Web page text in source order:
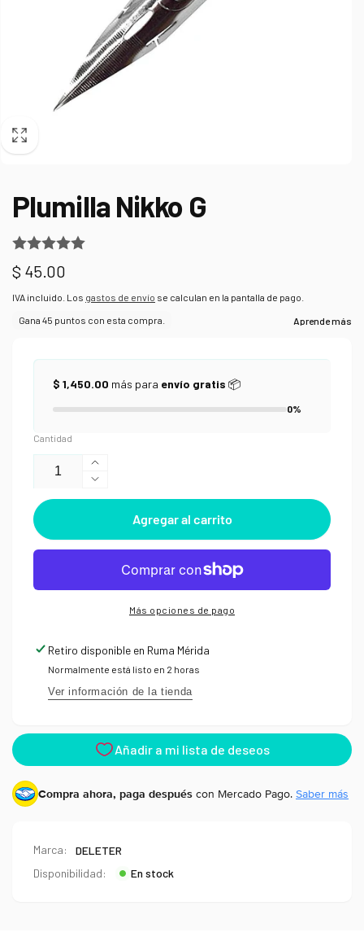
Plumilla Nikko G
Precio
habitual
$ 45.00
IVA incluido. Los gastos de envío se calculan en la pantalla de pago.
$ 1,450.00 más para envío gratis 📦
0%
Cantidad
Aumentar
cantidad
para
Plumilla
Nikko
G
Reducir
cantidad
Plumilla
Nikko
Agregar al carrito
Más opciones de pago
Retiro disponible en Ruma Mérida
Normalmente está listo en 2 horas
Ver información de la tienda
Compra ahora, paga después con Mercado Pago. Saber más
Marca:
DELETER
Disponibilidad:
En stock